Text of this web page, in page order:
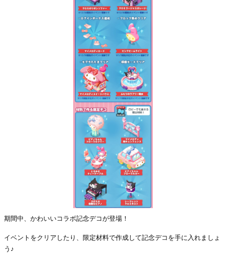
期間中、かわいいコラボ記念デコが登場！
イベントをクリアしたり、限定材料で作成して記念デコを手に入れましょ
う♪